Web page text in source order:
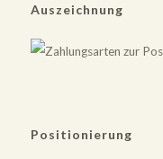
Auszeichnung
Positionierung